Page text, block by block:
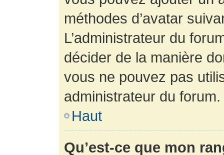
méthodes d’avatar
L’administrateur du
décider de la manière
vous ne pouvez pas
administrateur du forum.
Haut
Qu’est-ce que mon